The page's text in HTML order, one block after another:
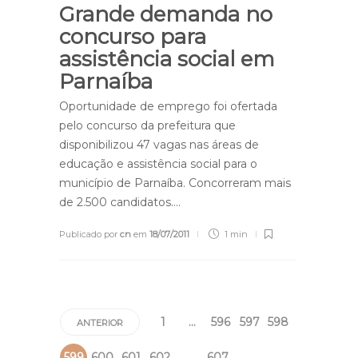
Grande demanda no
concurso para
assistência social em
Parnaíba
Oportunidade de emprego foi ofertada
pelo concurso da prefeitura que
disponibilizou 47 vagas nas áreas de
educação e assistência social para o
município de Parnaíba. Concorreram mais
de 2.500 candidatos….
Publicado por cn em 18/07/2011 1 min
ANTERIOR 1 … 596 597 598